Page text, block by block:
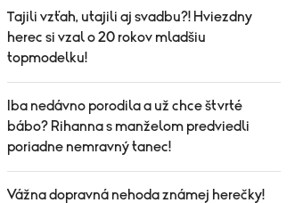
Tajili vzťah, utajili aj svadbu?! Hviezdny
herec si vzal o 20 rokov mladšiu
topmodelku!
Iba nedávno porodila a už chce štvrté
bábo? Rihanna s manželom predviedli
poriadne nemravný tanec!
Vážna dopravná nehoda známej herečky!